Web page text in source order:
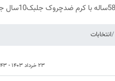
انتخابات
۲۳ خرداد ۱۴۰۳ - ۰۷:۴۳